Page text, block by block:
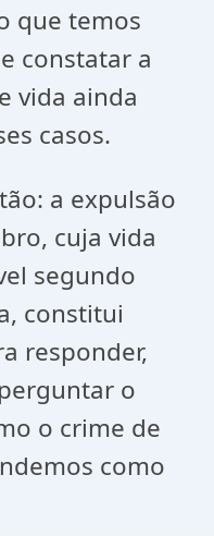
que temos
constatar a
vida ainda
casos.
a expulsão
cuja vida
segundo
constitui
responder,
o
o crime de
como